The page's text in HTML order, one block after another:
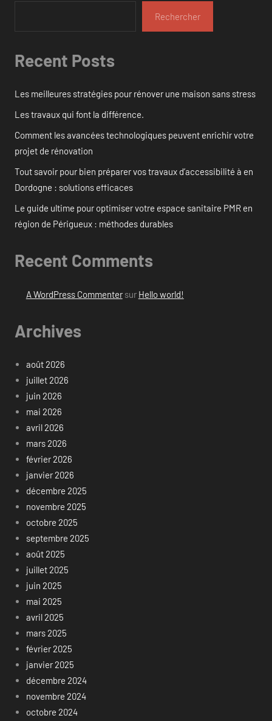
Rechercher
Recent Posts
Les meilleures stratégies pour rénover une maison sans stress
Les travaux qui font la différence.
Comment les avancées technologiques peuvent enrichir votre
projet de rénovation
Tout savoir pour bien préparer vos travaux d’accessibilité à en
Dordogne : solutions efficaces
Le guide ultime pour optimiser votre espace sanitaire PMR en
région de Périgueux : méthodes durables
Recent Comments
A WordPress Commentersur Hello world!
Archives
août 2026
juillet 2026
juin 2026
mai 2026
avril 2026
mars 2026
février 2026
janvier 2026
décembre 2025
novembre 2025
octobre 2025
septembre 2025
août 2025
juillet 2025
juin 2025
mai 2025
avril 2025
mars 2025
février 2025
janvier 2025
décembre 2024
novembre 2024
octobre 2024